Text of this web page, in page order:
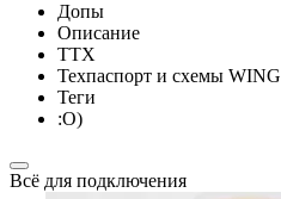
Допы
Описание
ТТХ
Техпаспорт и схемы WING
Теги
:О)
Всё для подключения